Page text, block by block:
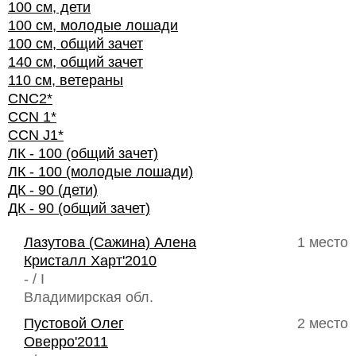
100 см, дети
100 см, молодые лошади
100 см, общий зачет
140 см, общий зачет
110 см, ветераны
CNC2*
CCN 1*
CCN J1*
ЛК - 100 (общий зачет)
ЛК - 100 (молодые лошади)
ДК - 90 (дети)
ДК - 90 (общий зачет)
1 место
Лазутова (Сажина) Алена
Кристалл Харт'2010
- / I
Владимирская обл.
2 место
Пустовой Олег
Оверро'2011